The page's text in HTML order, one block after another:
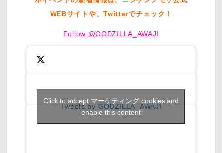
WEBサイトや、Twitterでチェック！
Follow @GODZILLA_AWAJI
Tweets by GODZILLA_AWAJI
Click to accept マーケティング cookies and
enable this content